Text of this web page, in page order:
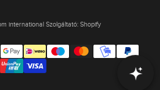
international Szolgáltató: Shopify